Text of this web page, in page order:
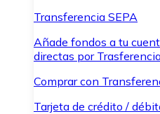
Transferencia SEPA
Añade fondos a tu
directas por
Comprar con
Tarjeta de crédito /